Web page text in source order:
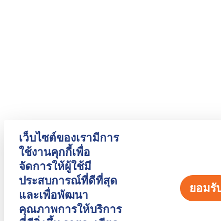
เว็บไซต์ของเรามีการ
ใช้งานคุกกี้เพื่อ
จัดการให้ผู้ใช้มี
ประสบการณ์ที่ดีที่สุด
และเพื่อพัฒนา
คุณภาพการให้บริการ
ยอมรั